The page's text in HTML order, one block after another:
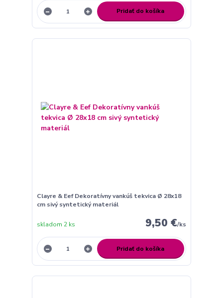
Pridať do košíka
Clayre & Eef Dekoratívny vankúš tekvica Ø 28x18
cm sivý syntetický materiál
9,50 €/ks
skladom 2 ks
Pridať do košíka